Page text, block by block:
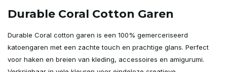
Durable Coral Cotton Garen
Durable Coral cotton garen is een 100% gemerceriseerd
katoengaren met een zachte touch en prachtige glans. Perfect
voor haken en breien van kleding, accessoires en amigurumi.